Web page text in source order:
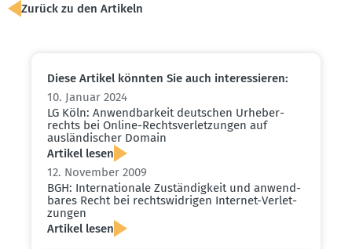
Zurück zu den Artikeln
Diese Artikel könnten Sie auch inter­es­sieren:
10. Januar 2024
LG Köln: Anwend­barkeit deutschen Urheber­
rechts bei Online-Rechts­ver­let­zungen auf
auslän­di­scher Domain
Artikel lesen
12. November 2009
BGH: Inter­na­tionale Zustän­digkeit und anwend­
bares Recht bei rechts­wid­rigen Internet-Verlet­
zungen
Artikel lesen